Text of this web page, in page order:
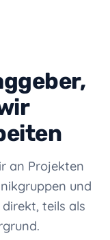
an Projekten
und
teils als